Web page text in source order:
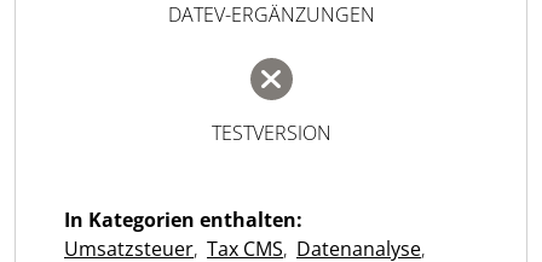
DATEV-ERGÄNZUNGEN
TESTVERSION
In Kategorien enthalten:
Umsatzsteuer, Tax CMS, Datenanalyse,